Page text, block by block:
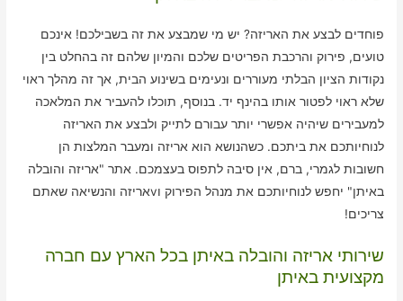
פוחדים לבצע את האריזה? יש מי שמבצע את זה בשבילכם! אינכם
טועים, פירוק והרכבת הפריטים שלכם והמיון שלהם זה בהחלט בין
נקודות הציון הבלתי מעוררים ונעימים בשינוע הבית, אך זה מהלך ראוי
שלא ראוי לפטור אותו בהינף יד. בנוסף, תוכלו להעביר את המלאכה
למעבירים שיהיה אפשרי יותר עבורם לתייק ולבצע את האריזה
לנוחיותכם את ביתכם. כשהנושא הוא אריזה ומעבר המלצות הן
חשובות לגמרי, ברם, אין סיבה לתפוס בעצמכם. אתר "אריזה והובלה
באיתן" יחפש לנוחיותכם את מנהל הפירוק וvאריזה והנשיאה שאתם
צריכים!
שירותי אריזה והובלה באיתן בכל הארץ עם חברה
מקצועית באיתן